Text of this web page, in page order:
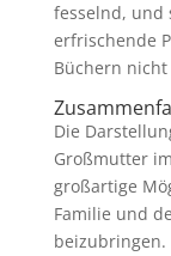
fesselnd, und
erfrischende
Büchern
Die
Großmutter
großartige
Familie und
beizubringen.